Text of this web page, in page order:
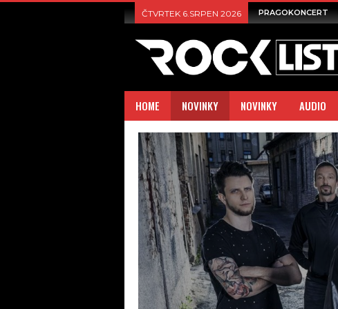
ČTVRTEK 6.SRPEN 2026 PRAGOKONCERT
HOME NOVINKY NOVINKY AUDIO